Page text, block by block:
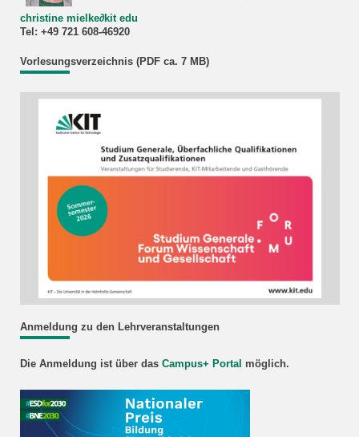
christine mielke∂kit edu
Tel: +49 721 608-46920
Vorlesungsverzeichnis (PDF ca. 7 MB)
Anmeldung zu den Lehrveranstaltungen
Die Anmeldung ist über das Campus+ Portal möglich.